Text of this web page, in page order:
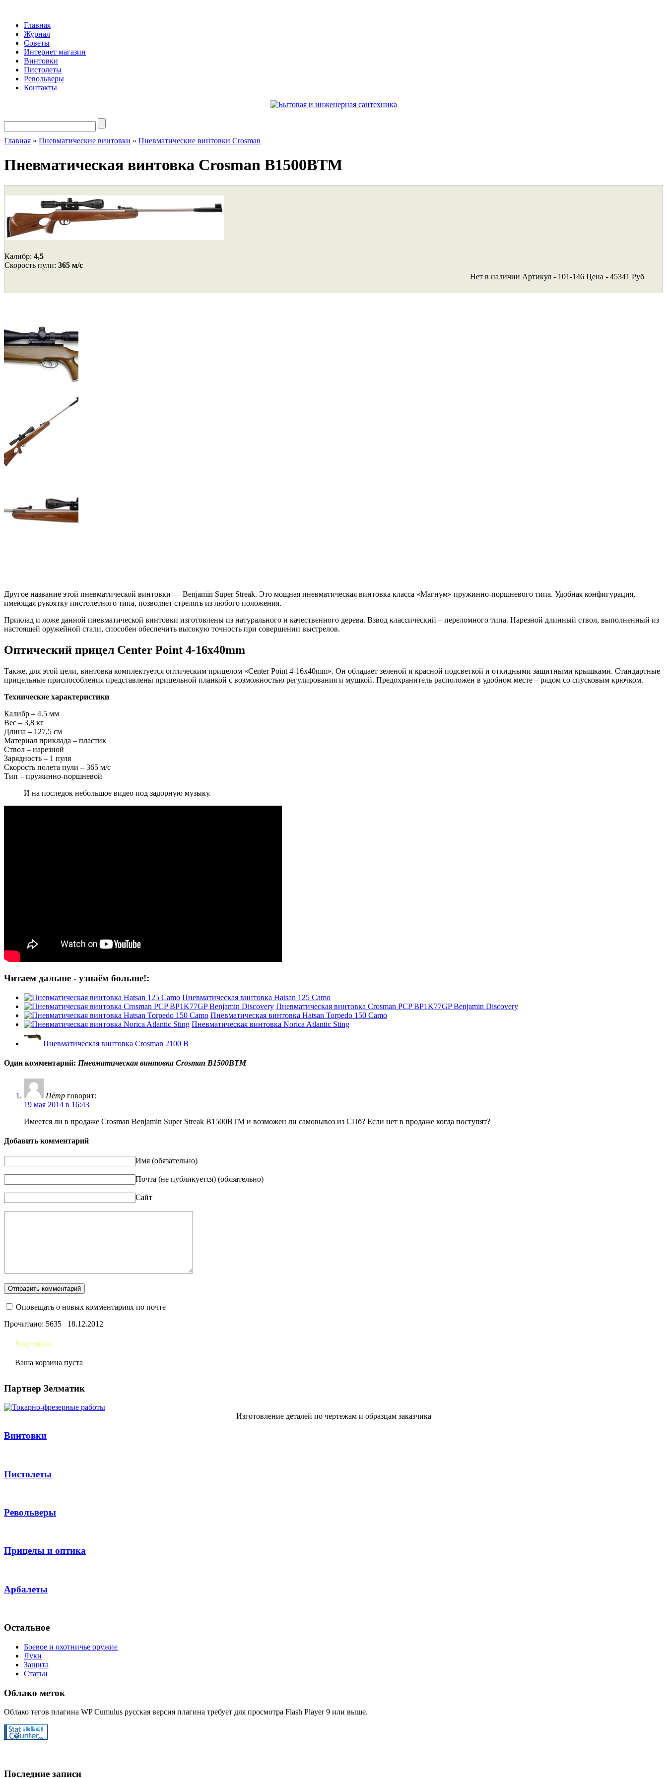
Главная
Журнал
Советы
Интернет магазин
Винтовки
Пистолеты
Револьверы
Контакты
Главная » Пневматические винтовки » Пневматические винтовки Crosman
Пневматическая винтовка Crosman B1500BTM
Калибр: 4,5
Cкорость пули: 365 м/с
Нет в наличии Артикул - 101-146 Цена - 45341 Руб
Другое название этой пневматической винтовки — Benjamin Super Streak. Это мощная пневматическая винтовка класса «Магнум» пружинно-поршневого типа. Удобная конфигурация,
имеющая рукоятку пистолетного типа, позволяет стрелять из любого положения.
Приклад и ложе данной пневматической винтовки изготовлены из натурального и качественного дерева. Взвод классический – переломного типа. Нарезной длинный ствол, выполненный из
настоящей оружейной стали, способен обеспечить высокую точность при совершении выстрелов.
Оптический прицел Center Point 4-16x40mm
Также, для этой цели, винтовка комплектуется оптическим прицелом «Center Point 4-16x40mm». Он обладает зеленой и красной подсветкой и откидными защитными крышками. Стандартные
прицельные приспособления представлены прицельной планкой с возможностью регулирования и мушкой. Предохранитель расположен в удобном месте – рядом со спусковым крючком.
Технические характеристики
Калибр – 4.5 мм
Вес – 3,8 кг
Длина – 127,5 см
Материал приклада – пластик
Ствол – нарезной
Зарядность – 1 пуля
Скорость полета пули – 365 м/с
Тип – пружинно-поршневой
И на последок небольшое видео под задорную музыку.
Читаем дальше - узнаём больше!:
Пневматическая винтовка Hatsan 125 Camo
Пневматическая винтовка Crosman PCP BP1K77GP Benjamin Discovery
Пневматическая винтовка Hatsan Torpedo 150 Camo
Пневматическая винтовка Norica Atlantic Sting
Пневматическая винтовка Crosman 2100 B
Один комментарий: Пневматическая винтовка Crosman B1500BTM
Пётр говорит:
19 мая 2014 в 16:43
Имеется ли в продаже Crosman Benjamin Super Streak B1500BTM и возможен ли самовывоз из СПб? Если нет в продаже когда поступят?
Добавить комментарий
Имя (обязательно)
Почта (не публикуется) (обязательно)
Сайт
Оповещать о новых комментариях по почте
Прочитано: 5635 18.12.2012
Корзина
Ваша корзина пуста
Партнер Зелматик
Изготовление деталей по чертежам и образцам заказчика
Винтовки
Пистолеты
Револьверы
Прицелы и оптика
Арбалеты
Остальное
Боевое и охотничье оружие
Луки
Защита
Статьи
Облако меток
Облако тегов плагина WP Cumulus русская версия плагина требует для просмотра Flash Player 9 или выше.
Последние записи